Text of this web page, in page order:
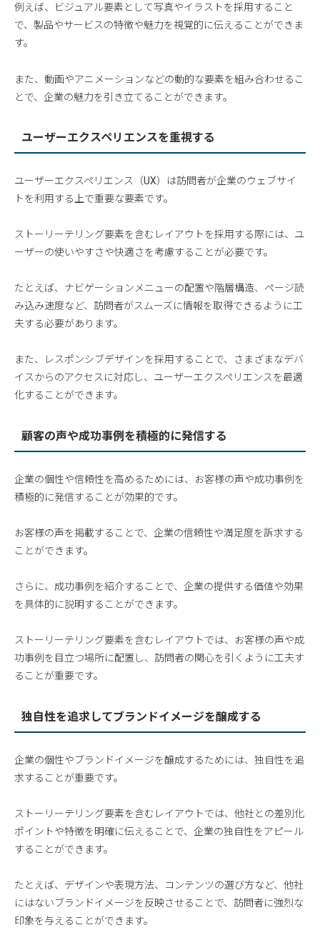
例えば、ビジュアル要素として写真やイラストを採用すること
で、製品やサービスの特徴や魅力を視覚的に伝えることができま
す。
また、動画やアニメーションなどの動的な要素を組み合わせるこ
とで、企業の魅力を引き立てることができます。
ユーザーエクスペリエンスを重視する
ユーザーエクスペリエンス（UX）は訪問者が企業のウェブサイ
トを利用する上で重要な要素です。
ストーリーテリング要素を含むレイアウトを採用する際には、ユ
ーザーの使いやすさや快適さを考慮することが必要です。
たとえば、ナビゲーションメニューの配置や階層構造、ページ読
み込み速度など、訪問者がスムーズに情報を取得できるように工
夫する必要があります。
また、レスポンシブデザインを採用することで、さまざまなデバ
イスからのアクセスに対応し、ユーザーエクスペリエンスを最適
化することができます。
顧客の声や成功事例を積極的に発信する
企業の個性や信頼性を高めるためには、お客様の声や成功事例を
積極的に発信することが効果的です。
お客様の声を掲載することで、企業の信頼性や満足度を訴求する
ことができます。
さらに、成功事例を紹介することで、企業の提供する価値や効果
を具体的に説明することができます。
ストーリーテリング要素を含むレイアウトでは、お客様の声や成
功事例を目立つ場所に配置し、訪問者の関心を引くように工夫す
ることが重要です。
独自性を追求してブランドイメージを醸成する
企業の個性やブランドイメージを醸成するためには、独自性を追
求することが重要です。
ストーリーテリング要素を含むレイアウトでは、他社との差別化
ポイントや特徴を明確に伝えることで、企業の独自性をアピール
することができます。
たとえば、デザインや表現方法、コンテンツの選び方など、他社
にはないブランドイメージを反映させることで、訪問者に強烈な
印象を与えることができます。